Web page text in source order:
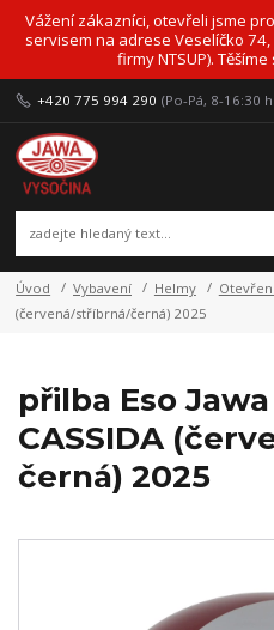
Vážení zákazníci, otevřeli jsme
servisem na adrese Veselíčko
firmy NTSUP).
+420 775 994 290 (Po-Pá, 8-16:30
Úvod Vybavení Helmy
(červená/stříbrná/černá) 2025
přilba Eso
CASSIDA
černá) 2025